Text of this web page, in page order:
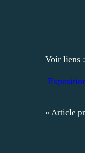
Voir liens :
« Article